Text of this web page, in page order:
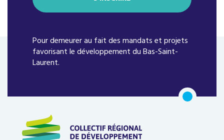
Pour demeurer au fait des mandats et projets
favorisant le développement du Bas-Saint-
Laurent.